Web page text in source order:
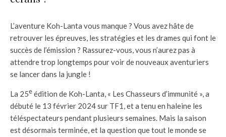
L’aventure Koh-Lanta vous manque ? Vous avez hâte de
retrouver les épreuves, les stratégies et les drames qui font le
succès de l’émission ? Rassurez-vous, vous n’aurez pas à
attendre trop longtemps pour voir de nouveaux aventuriers
se lancer dans la jungle !
La 25e édition de Koh-Lanta, « Les Chasseurs d’immunité », a
débuté le 13 février 2024 sur TF1, et a tenu en haleine les
téléspectateurs pendant plusieurs semaines. Mais la saison
est désormais terminée, et la question que tout le monde se